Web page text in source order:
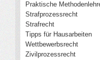
Praktische
Strafprozessrecht
Strafrecht
Tipps für Hausarbeiten
Wettbewerbsrecht
Zivilprozessrecht